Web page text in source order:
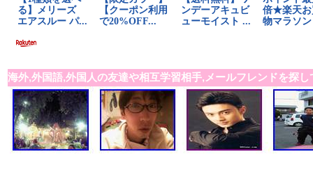
海外,外国語,外国人の友達や相互学習相手,メールフレンドを探し